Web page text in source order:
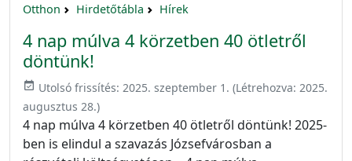
Otthon Hirdetőtábla Hírek
4 nap múlva 4 körzetben 40 ötletről
döntünk!
event_available Utolsó frissítés: 2025. szeptember 1. (Létrehozva: 2025.
augusztus 28.)
4 nap múlva 4 körzetben 40 ötletről döntünk! 2025-
ben is elindul a szavazás Józsefvárosban a